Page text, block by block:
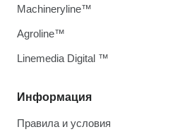
Информация
Правила и условия
Machineryline™
Agroline™
Linemedia Digital ™